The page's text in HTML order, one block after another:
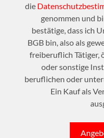
die
genommen und
bestätige, dass ich
BGB bin, also als
freiberuflich Tätiger,
oder sonstige
beruflichen oder
Ein Kauf als